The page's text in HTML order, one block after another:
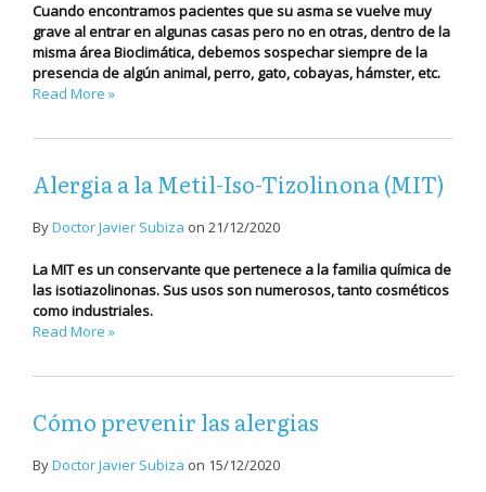
Cuando encontramos pacientes que su asma se vuelve muy
grave al entrar en algunas casas pero no en otras, dentro de la
misma área Bioclimática, debemos sospechar siempre de la
presencia de algún animal, perro, gato, cobayas, hámster, etc.
Read More »
Alergia a la Metil-Iso-Tizolinona (MIT)
ByDoctor Javier Subiza on 21/12/2020
La MIT es un conservante que pertenece a la familia química de
las isotiazolinonas. Sus usos son numerosos, tanto cosméticos
como industriales.
Read More »
Cómo prevenir las alergias
ByDoctor Javier Subiza on 15/12/2020